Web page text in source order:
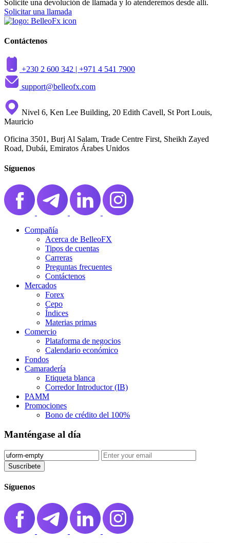
Solicite una devolución de llamada y lo atenderemos desde allí.
Solicitar una llamada
Contáctenos
+230 2 600 342 | +971 4 541 7900
support@belleofx.com
Nivel 6, Ken Lee Building, 20 Edith Cavell, St Port Louis,
Mauricio
Oficina 3501, Burj Al Salam, Trade Centre First, Sheikh Zayed
Road, Dubái, Emiratos Árabes Unidos
Síguenos
Compañía
Acerca de BelleoFX
Tipos de cuentas
Carreras
Preguntas frecuentes
Contáctenos
Mercados
Forex
Cepo
Índices
Materias primas
Comercio
Plataforma de negocios
Calendario económico
Fondos
Camaradería
Etiqueta blanca
Corredor Introductor (IB)
PAMM
Promociones
Bono de crédito del 100%
Manténgase al día
Suscríbete
Síguenos